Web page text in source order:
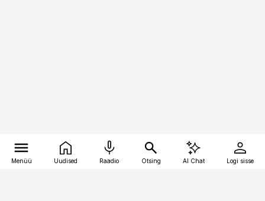
Menüü Uudised Raadio Otsing AI Chat Logi sisse